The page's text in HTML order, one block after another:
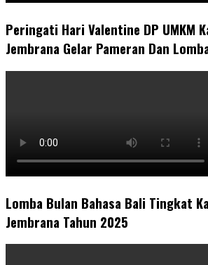
Peringati Hari Valentine DP UMKM
Jembrana Gelar Pameran Dan
Lomba Bulan Bahasa Bali Tingkat
Jembrana Tahun 2025